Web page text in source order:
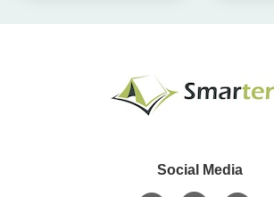
Social Media